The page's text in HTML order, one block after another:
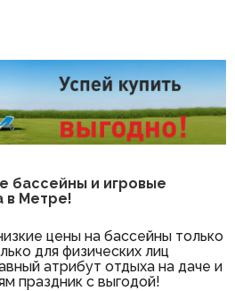
бассейны и игровые
в Метре!
цены на бассейны только
для физических лиц
атрибут отдыха на даче и
праздник с выгодой!